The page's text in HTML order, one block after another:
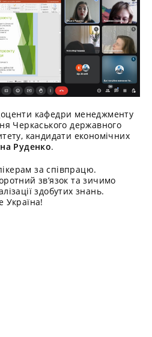
кафедри менеджменту
Черкаського державного
кандидати економічних
Руденко.
за співпрацю.
зв’язок та зичимо
здобутих знань.
Україна!